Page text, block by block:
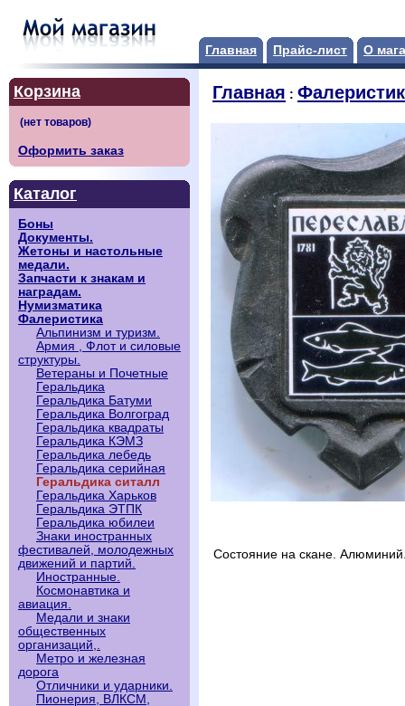
Главная Прайс-лист О
Корзина
Оформить заказ
Каталог
Боны
Документы.
Жетоны и настольные
медали.
Запчасти к знакам и
наградам.
Нумизматика
Фалеристика
Альпинизм и туризм.
Армия , Флот и силовые
структуры.
Ветераны и Почетные
Геральдика
Геральдика Батуми
Геральдика Волгоград
Геральдика квадраты
Геральдика КЭМЗ
Геральдика лебедь
Геральдика серийная
Геральдика ситалл
Геральдика Харьков
Геральдика ЭТПК
Геральдика юбилеи
Знаки иностранных
фестивалей, молодежных
движений и партий.
Иностранные.
Космонавтика и
авиация.
Медали и знаки
общественных
организаций,.
Метро и железная
дорога
Отличники и ударники.
Пионерия, ВЛКСМ,
Главная :
Состояние на скане.